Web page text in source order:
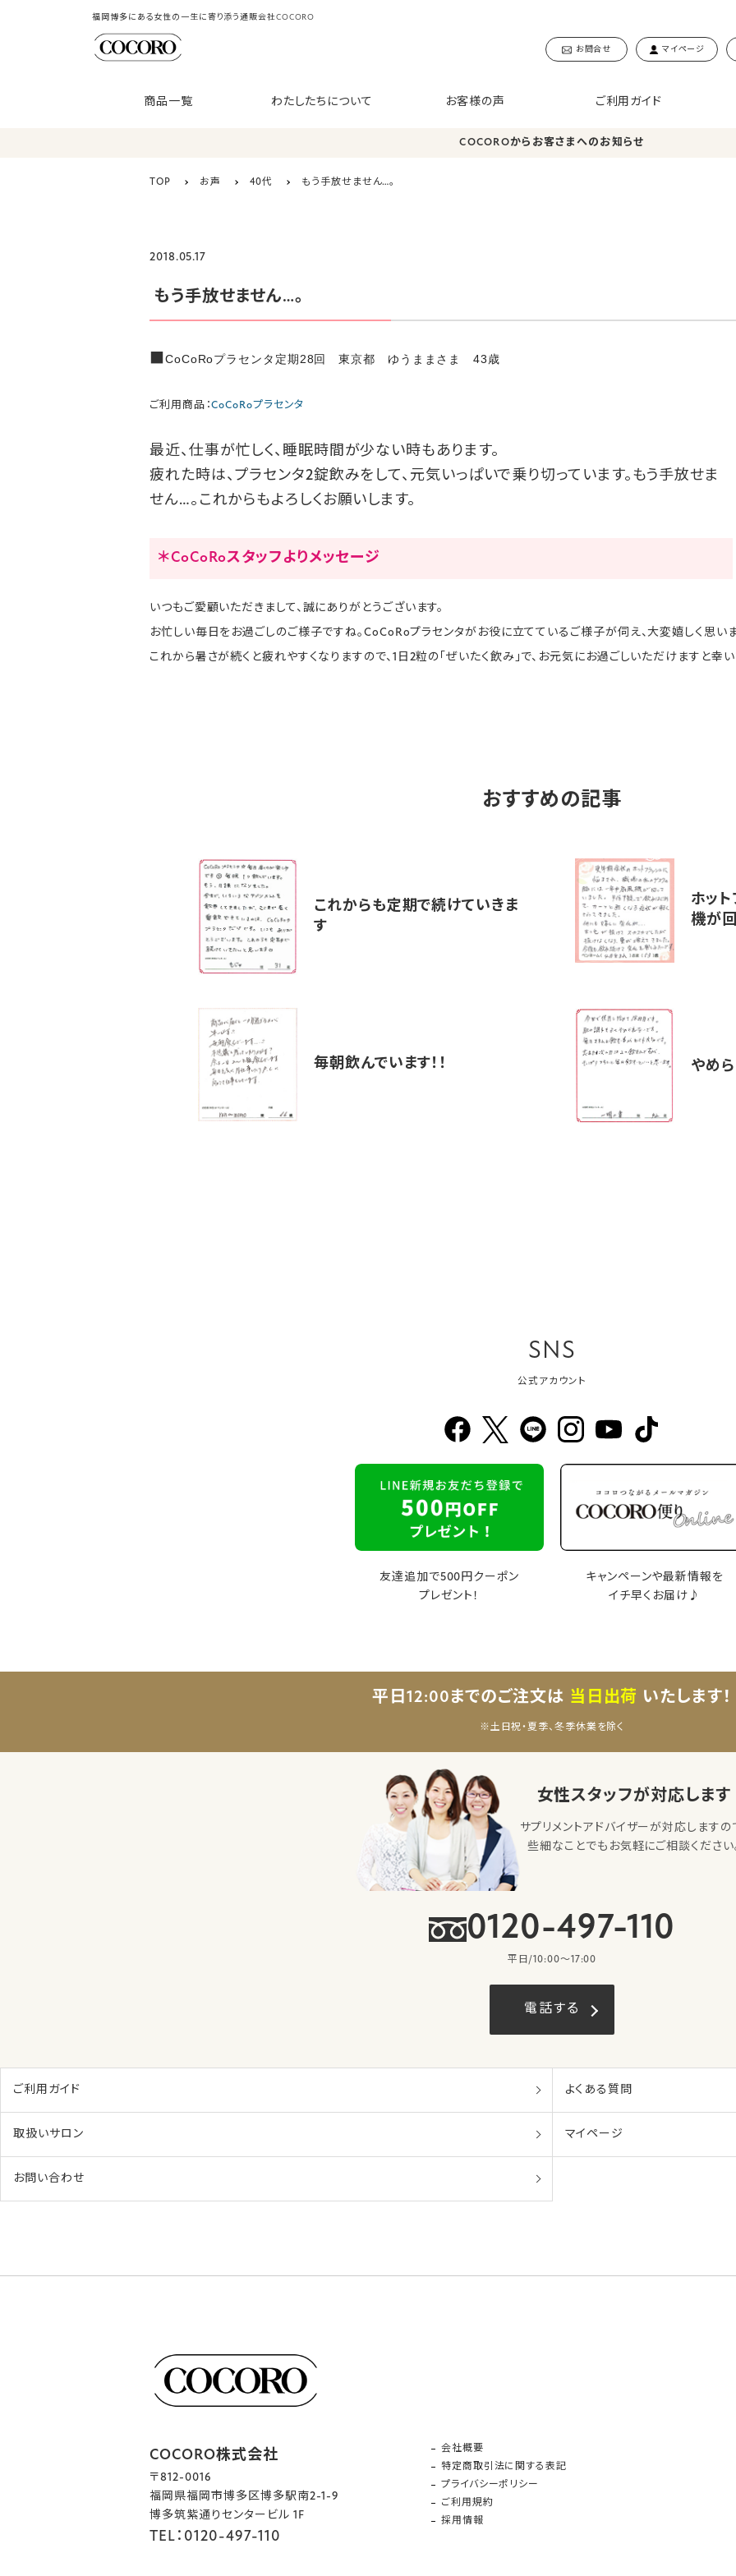
福岡博多にある女性の一生に寄り添う通販会社COCORO
お問合せ マイページ
商品一覧 わたしたちについて お客様の声 ご利用ガイド
COCOROからお客さまへのお知らせ
TOP お声 40代 もう手放せません…。
2018.05.17
もう手放せません…。
■CoCoRoプラセンタ定期28回 東京都 ゆうままさま 43歳
ご利用商品：CoCoRoプラセンタ
最近、仕事が忙しく、睡眠時間が少ない時もあります。
疲れた時は、プラセンタ2錠飲みをして、元気いっぱいで乗り切っています。もう手放せま
せん…。これからもよろしくお願いします。
＊CoCoRoスタッフよりメッセージ
いつもご愛顧いただきまして、誠にありがとうございます。
お忙しい毎日をお過ごしのご様子ですね。CoCoRoプラセンタがお役に立てているご様子が伺え、大変嬉しく思いま
これから暑さが続くと疲れやすくなりますので、1日2粒の「ぜいたく飲み」で、お元気にお過ごしいただけますと幸い
おすすめの記事
これからも定期で続けていきま
す
ホッ
機が回
毎朝飲んでいます！！ やめ
SNS
公式アカウント
友達追加で500円クーポン
プレゼント！
キャンペーンや最新情報を
イチ早くお届け♪
平日12:00までのご注文は 当日出荷 いたします！
※土日祝・夏季、冬季休業を除く
女性スタッフが対応します
サプリメントアドバイザーが対応しますの
些細なことでもお気軽にご相談ください
0120-497-110
平日/10:00〜17:00
電話する
ご利用ガイド よくある質問
取扱いサロン マイページ
お問い合わせ
COCORO株式会社
〒812-0016
福岡県福岡市博多区博多駅南2-1-9
博多筑紫通りセンタービル 1F
TEL：0120-497-110
会社概要
特定商取引法に関する表記
プライバシーポリシー
ご利用規約
採用情報